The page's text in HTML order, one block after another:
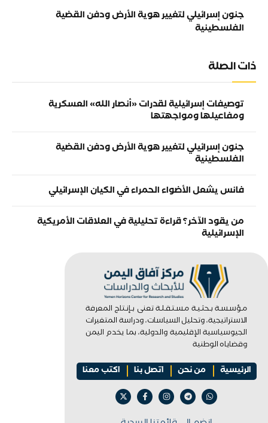
جنون إسرائيلي لتغيير هوية الأرض ودفن القضية
الفلسطينية
ذات الصلة
توصيفات إسرائيلية لقدرات «أنصار الله» العسكرية
ومفاعيلها ومواجهتها
جنون إسرائيلي لتغيير هوية الأرض ودفن القضية
الفلسطينية
فانس يشعل الأضواء الحمراء في الكيان الإسرائيلي
من يقود الآخر؟ قراءة تحليلية في العلاقات الأمريكية
الإسرائيلية
مـؤسـسـة بـحثـيـة مـسـتـقـلـة تعنى بـإنـتاج المعرفة
الاستراتيجية، وتحليل السياسات، ودراسة المتغيرات
الجيوسياسية الإقليمية والدولية، بما يخدم اليمن
وقضاياه الوطنية
الرئيسية من نحن اتصل بنا اكتب معنا